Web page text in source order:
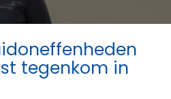
tegenkom in